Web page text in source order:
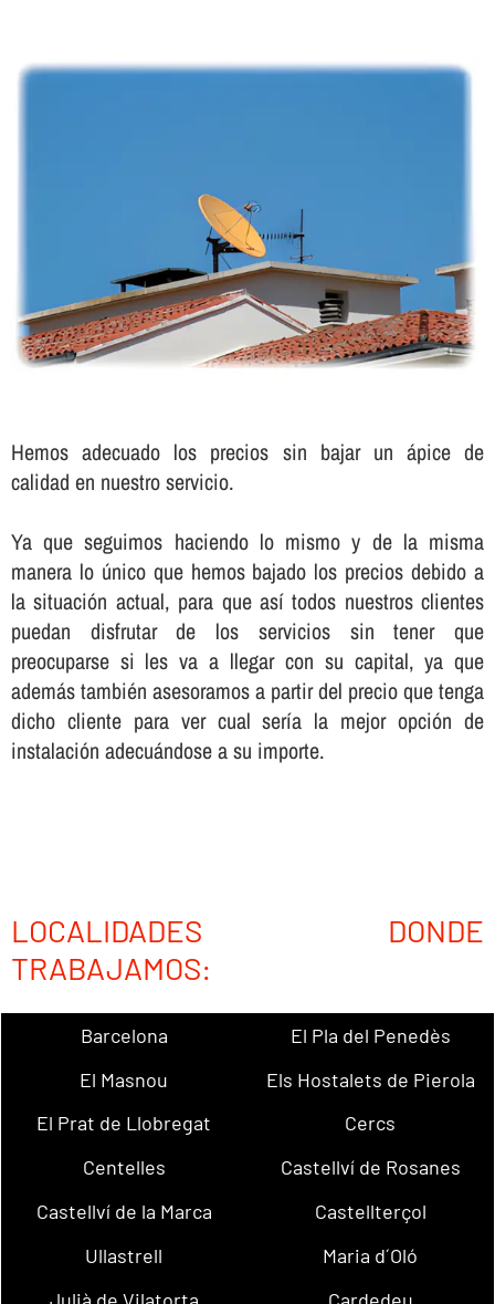
Hemos adecuado los precios sin bajar un ápice de
calidad en nuestro servicio.
Ya que seguimos haciendo lo mismo y de la misma
manera lo único que hemos bajado los precios debido a
la situación actual, para que así­ todos nuestros clientes
puedan disfrutar de los servicios sin tener que
preocuparse si les va a llegar con su capital, ya que
además también asesoramos a partir del precio que tenga
dicho cliente para ver cual serí­a la mejor opción de
instalación adecuándose a su importe.
LOCALIDADES DONDE
TRABAJAMOS:
Barcelona
El Pla del Penedès
El Masnou
Els Hostalets de Pierola
El Prat de Llobregat
Cercs
Centelles
Castellví de Rosanes
Castellví de la Marca
Castellterçol
Ullastrell
Maria d´Oló